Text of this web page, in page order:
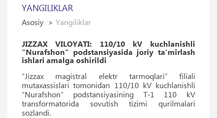
YANGILIKLAR
Asosiy Yangiliklar
JIZZAX VILOYATI: 110/10 kV kuchlanishli
"Nurafshon" podstansiyasida joriy ta’mirlash
ishlari amalga oshirildi
“Jizzax magistral elektr tarmoqlari” filiali
mutaxassislari tomonidan 110/10 kV kuchlanishli
“Nurafshon” podstansiyasining T-1 110 kV
transformatorida sovutish tizimi qurilmalari
sozlandi.